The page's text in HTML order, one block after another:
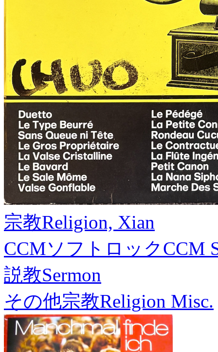
宗教Religion, Xian
CCMソフトロックCCM
説教Sermon
その他宗教Religion Misc.